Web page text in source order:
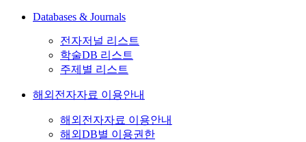
Databases & Journals
전자저널 리스트
학술DB 리스트
주제별 리스트
해외전자자료 이용안내
해외전자자료 이용안내
해외DB별 이용권한